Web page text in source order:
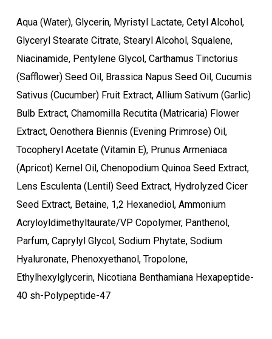
Aqua (Water), Glycerin, Myristyl Lactate, Cetyl Alcohol,
Glyceryl Stearate Citrate, Stearyl Alcohol, Squalene,
Niacinamide, Pentylene Glycol, Carthamus Tinctorius
(Safflower) Seed Oil, Brassica Napus Seed Oil, Cucumis
Sativus (Cucumber) Fruit Extract, Allium Sativum (Garlic)
Bulb Extract, Chamomilla Recutita (Matricaria) Flower
Extract, Oenothera Biennis (Evening Primrose) Oil,
Tocopheryl Acetate (Vitamin E), Prunus Armeniaca
(Apricot) Kernel Oil, Chenopodium Quinoa Seed Extract,
Lens Esculenta (Lentil) Seed Extract, Hydrolyzed Cicer
Seed Extract, Betaine, 1,2 Hexanediol, Ammonium
Acryloyldimethyltaurate/VP Copolymer, Panthenol,
Parfum, Caprylyl Glycol, Sodium Phytate, Sodium
Hyaluronate, Phenoxyethanol, Tropolone,
Ethylhexylglycerin, Nicotiana Benthamiana Hexapeptide-
40 sh-Polypeptide-47